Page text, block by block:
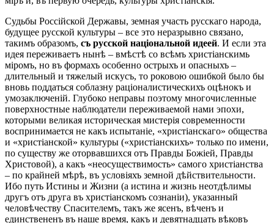
Судьбы Россійской Державы, земная участь русскаго народа,
будущее русской культуры – все это неразрывно связано,
такимъ образомъ, съ русской національной идеей. И если эта
идея переживаетъ нынѣ – вмѣстѣ со всѣмъ христіанскимь
міромъ, но въ формахъ особенно острыхъ и опасныхъ –
длительный и тяжелый искусъ, то роковою ошибкой было бы
вновь поддаться соблазну раціоналистическихъ оцѣнокъ и
умозаключеній. Глубоко неправы поэтому многочисленные
поверхностные наблюдатели переживаемой нами эпохи,
которыми великая историческая мистерія современности
воспринимается не какъ испытаніе, «христіанскаго» общества
и «христіанской» культуры («христіанскихъ» только по имени,
по существу же оторвавшихся отъ Правды Божіей, Правды
Христовой), а какъ «неосуществимость» самого христіанства
– по крайней мѣрѣ, въ условіяхъ земной дѣйствительности.
Ибо путь Истины и Жизни (а истина и жизнь неотдѣлимы
другъ отъ друга въ христіанскомъ сознаніи), указанный
человѣчеству Спасителемъ, такъ же ясенъ, вѣченъ и
единствененъ въ наше время, какъ и девятнадцать вѣковъ